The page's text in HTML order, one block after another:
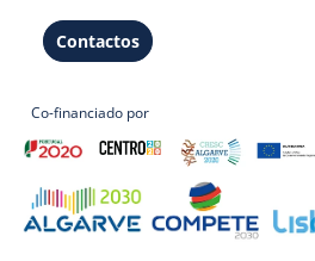
Contactos
Co-financiado por